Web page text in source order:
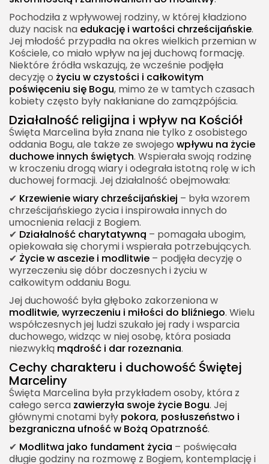
Pochodziła z wpływowej rodziny, w której kładziono
duży nacisk na edukację i wartości chrześcijańskie.
Jej młodość przypadła na okres wielkich przemian w
Kościele, co miało wpływ na jej duchową formację.
Niektóre źródła wskazują, że wcześnie podjęła
decyzję o życiu w czystości i całkowitym
poświęceniu się Bogu, mimo że w tamtych czasach
kobiety często były nakłaniane do zamążpójścia.
Działalność religijna i wpływ na Kościół
Święta Marcelina była znana nie tylko z osobistego
oddania Bogu, ale także ze swojego wpływu na życie
duchowe innych świętych. Wspierała swoją rodzinę
w kroczeniu drogą wiary i odegrała istotną rolę w ich
duchowej formacji. Jej działalność obejmowała:
✔ Krzewienie wiary chrześcijańskiej – była wzorem
chrześcijańskiego życia i inspirowała innych do
umocnienia relacji z Bogiem.
✔ Działalność charytatywną – pomagała ubogim,
opiekowała się chorymi i wspierała potrzebujących.
✔ Życie w ascezie i modlitwie – podjęła decyzję o
wyrzeczeniu się dóbr doczesnych i życiu w
całkowitym oddaniu Bogu.
Jej duchowość była głęboko zakorzeniona w
modlitwie, wyrzeczeniu i miłości do bliźniego. Wielu
współczesnych jej ludzi szukało jej rady i wsparcia
duchowego, widząc w niej osobę, która posiada
niezwykłą mądrość i dar rozeznania.
Cechy charakteru i duchowość Świętej
Marceliny
Święta Marcelina była przykładem osoby, która z
całego serca zawierzyła swoje życie Bogu. Jej
głównymi cnotami były pokora, posłuszeństwo i
bezgraniczna ufność w Bożą Opatrzność.
✔ Modlitwa jako fundament życia – poświęcała
długie godziny na rozmowę z Bogiem, kontemplację i